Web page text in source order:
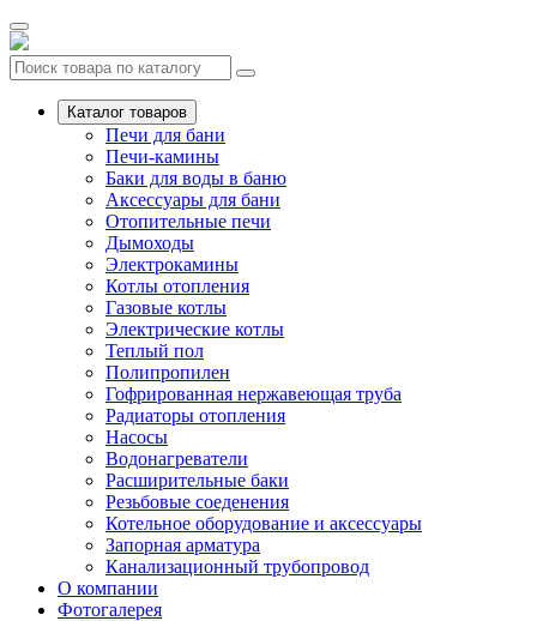
Каталог товаров
Печи для бани
Печи-камины
Баки для воды в баню
Аксессуары для бани
Отопительные печи
Дымоходы
Электрокамины
Котлы отопления
Газовые котлы
Электрические котлы
Теплый пол
Полипропилен
Гофрированная нержавеющая труба
Радиаторы отопления
Насосы
Водонагреватели
Расширительные баки
Резьбовые соеденения
Котельное оборудование и аксессуары
Запорная арматура
Канализационный трубопровод
О компании
Фотогалерея